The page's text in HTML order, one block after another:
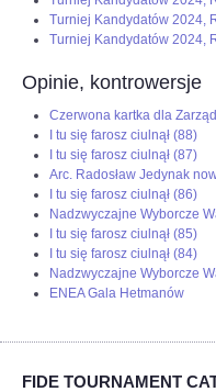
Turniej Kandydatów 2024,
Turniej Kandydatów 2024,
Opinie, kontrowersje
Czerwona kartka dla
I tu się farosz ciulnął (88)
I tu się farosz ciulnął (87)
Arc. Radosław Jedynak
I tu się farosz ciulnął (86)
Nadzwyczajne Wyborcze
I tu się farosz ciulnął (85)
I tu się farosz ciulnął (84)
Nadzwyczajne Wyborcze
ENEA Gala Hetmanów
FIDE TOURNAMENT